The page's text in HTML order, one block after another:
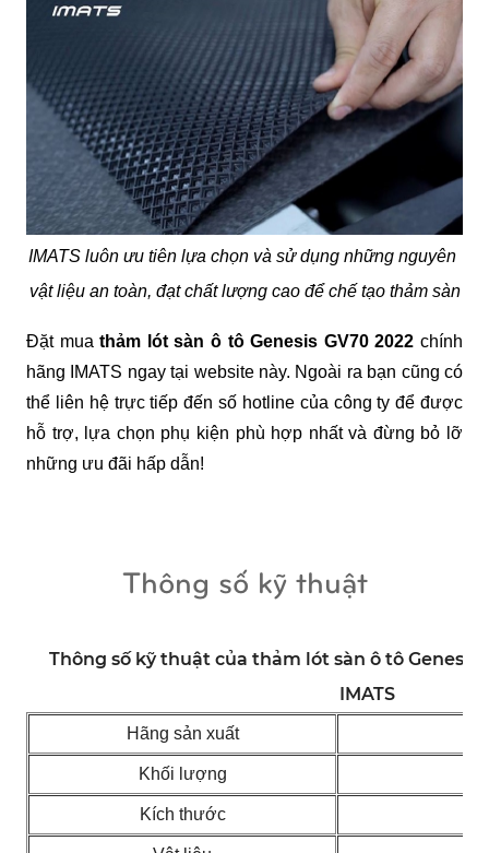
IMATS luôn ưu tiên lựa chọn và sử dụng những nguyên
vật liệu an toàn, đạt chất lượng cao để chế tạo thảm sàn
Đặt mua thảm lót sàn ô tô Genesis GV70 2022 chính
hãng IMATS ngay tại website này. Ngoài ra bạn cũng có
thể liên hệ trực tiếp đến số hotline của công ty để được
hỗ trợ, lựa chọn phụ kiện phù hợp nhất và đừng bỏ lỡ
những ưu đãi hấp dẫn!
Thông số kỹ thuật
Thông số kỹ thuật của thảm lót sàn ô tô Genesis
IMATS
Hãng sản xuất
Khối lượng
Kích thước